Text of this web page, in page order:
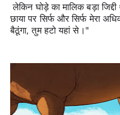
लेकिन घोड़े का मालिक बड़ा
छाया पर सिर्फ और सिर्फ मेरा
बैठूंगा, तुम हटो यहां से।"